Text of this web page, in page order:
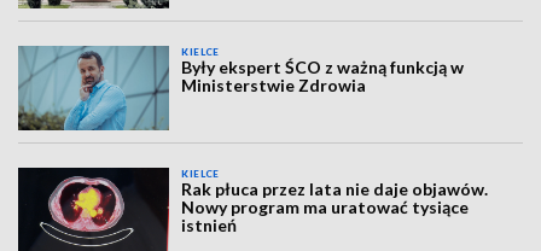
KIELCE
Były ekspert ŚCO z ważną funkcją w
Ministerstwie Zdrowia
KIELCE
Rak płuca przez lata nie daje objawów.
Nowy program ma uratować tysiące
istnień